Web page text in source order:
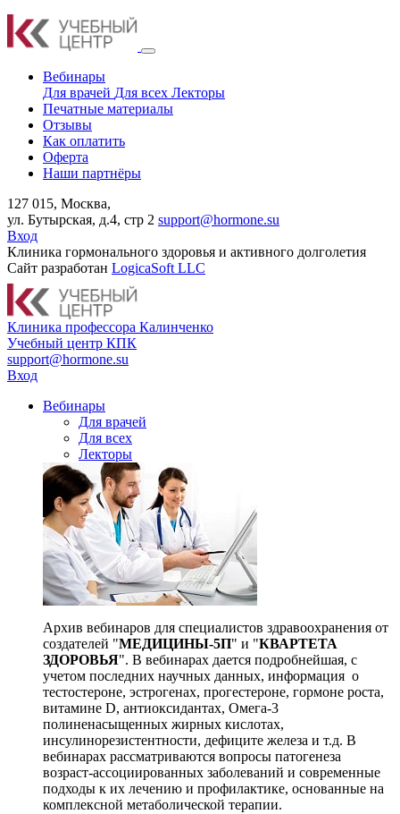
Вебинары
Для врачей Для всех Лекторы
Печатные материалы
Отзывы
Как оплатить
Оферта
Наши партнёры
127 015, Москва,
ул. Бутырская, д.4, стр 2 support@hormone.su
Вход
Клиника гормонального здоровья и активного долголетия
Сайт разработан LogicaSoft LLC
Клиника профессора Калинченко
Учебный центр КПК
support@hormone.su
Вход
Вебинары
Для врачей
Для всех
Лекторы
Архив вебинаров для специалистов здравоохранения от
создателей "МЕДИЦИНЫ-5П" и "КВАРТЕТА
ЗДОРОВЬЯ". В вебинарах дается подробнейшая, с
учетом последних научных данных, информация о
тестостероне, эстрогенах, прогестероне, гормоне роста,
витамине D, антиоксидантах, Омега-3
полиненасыщенных жирных кислотах,
инсулинорезистентности, дефиците железа и т.д. В
вебинарах рассматриваются вопросы патогенеза
возраст-ассоциированных заболеваний и современные
подходы к их лечению и профилактике, основанные на
комплексной метаболической терапии.